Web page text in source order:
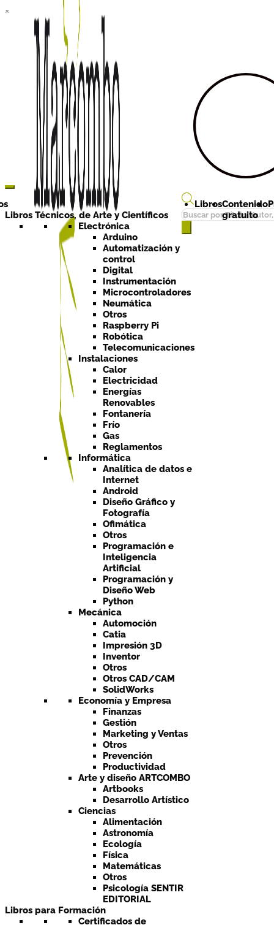
×
Búsqueda
de
Libros Técnicos, de Arte y Científicos
Electrónica
Arduino
Automatización y
control
Digital
Instrumentación
Microcontroladores
Neumática
Otros
Raspberry Pi
Robótica
Telecomunicaciones
Instalaciones
Calor
Electricidad
Energías
Renovables
Fontanería
Frío
Gas
Reglamentos
Informática
Analítica de datos e
Internet
Android
Diseño Gráfico y
Fotografía
Ofimática
Otros
Programación e
Inteligencia
Artificial
Programación y
Diseño Web
Python
Mecánica
Automoción
Catia
Impresión 3D
Inventor
Otros
Otros CAD/CAM
SolidWorks
Economía y Empresa
Finanzas
Gestión
Marketing y Ventas
Otros
Prevención
Productividad
Arte y diseño ARTCOMBO
Artbooks
Desarrollo Artístico
Ciencias
Alimentación
Astronomía
Ecología
Física
Matemáticas
Otros
Psicología SENTIR
EDITORIAL
Libros para Formación
Certificados de
LibrosContenido
gratuito